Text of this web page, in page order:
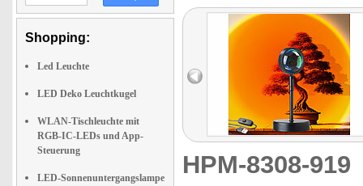
Shopping:
Led Leuchte
LED Deko Leuchtkugel
WLAN-Tischleuchte mit
RGB-IC-LEDs und App-
Steuerung
LED-Sonnenuntergangslampe
HPM-8308-